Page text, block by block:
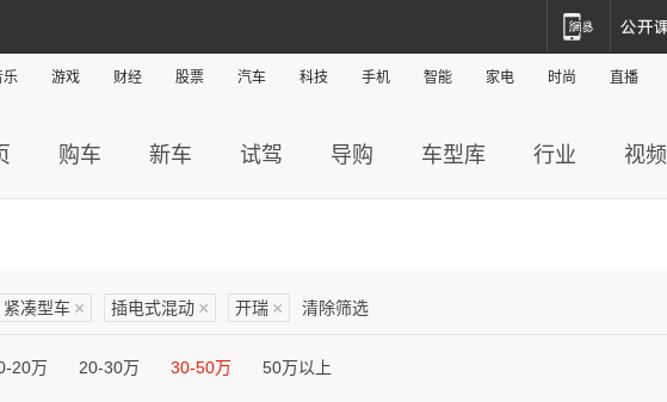
乐 游戏 财经 股票 汽车 科技 手机 智能 家电 时尚 直播
购车 新车 试驾 导购 车型库 行业 视频
紧凑型车 × 插电式混动 × 开瑞 × 清除筛选
20万 20-30万 30-50万 50万以上